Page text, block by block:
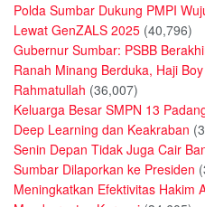
Polda Sumbar Dukung PMPI
Lewat GenZALS 2025 (40,796)
Gubernur Sumbar: PSBB
Ranah Minang Berduka, Haji
Rahmatullah (36,007)
Keluarga Besar SMPN 13
Deep Learning dan Keakraban
Senin Depan Tidak Juga Cair
Sumbar Dilaporkan ke Presiden
Meningkatkan Efektivitas Hakim